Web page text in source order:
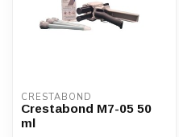
CRESTABOND
Crestabond M7-05 50
ml